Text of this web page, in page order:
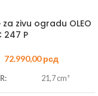
zivu ogradu OLEO
247 P
72.990,00рсд
21,7 cm³